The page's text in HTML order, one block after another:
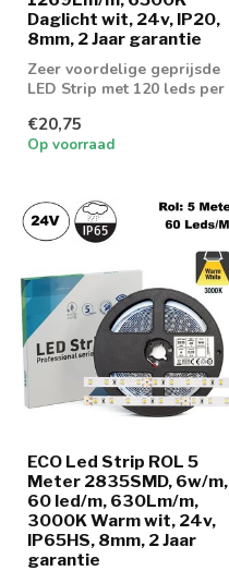
Daglicht wit, 24v, IP20,
8mm, 2 Jaar garantie
Zeer voordelige geprijsde
LED Strip met 120 leds per
lic...
€20,75
Op voorraad
ECO Led Strip ROL 5
Meter 2835SMD, 6w/m,
60 led/m, 630Lm/m,
3000K Warm wit, 24v,
IP65HS, 8mm, 2 Jaar
garantie